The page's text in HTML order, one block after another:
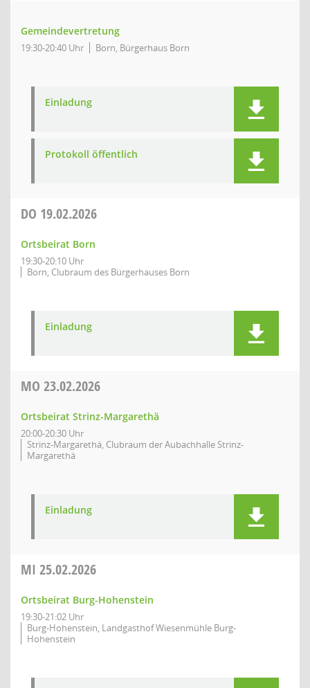
Gemeindevertretung
19:30-20:40 Uhr Born, Bürgerhaus Born
Einladung
Protokoll öffentlich
DO 19.02.2026
Ortsbeirat Born
19:30-20:10 Uhr
Born, Clubraum des Bürgerhauses Born
Einladung
MO 23.02.2026
Ortsbeirat Strinz-Margarethä
20:00-20:30 Uhr
Strinz-Margarethä, Clubraum der Aubachhalle Strinz-
Margarethä
Einladung
MI 25.02.2026
Ortsbeirat Burg-Hohenstein
19:30-21:02 Uhr
Burg-Hohenstein, Landgasthof Wiesenmühle Burg-
Hohenstein